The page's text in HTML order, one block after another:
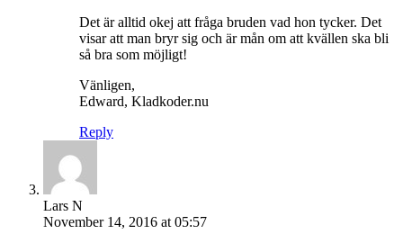
Det är alltid okej att fråga bruden vad hon tycker. Det
visar att man bryr sig och är mån om att kvällen ska bli
så bra som möjligt!
Vänligen,
Edward, Kladkoder.nu
Reply
Lars N
November 14, 2016 at 05:57